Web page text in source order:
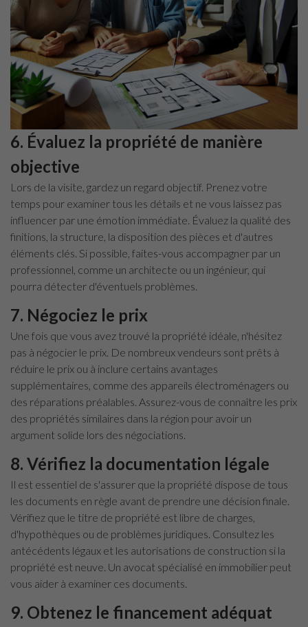
6. Évaluez la propriété de manière
objective
Lors de la visite, gardez un regard objectif. Prenez votre
temps pour examiner tous les détails et ne vous laissez pas
influencer par une émotion immédiate. Évaluez la qualité des
finitions, la structure, la disposition des pièces et d'autres
éléments clés. Si possible, faites-vous accompagner par un
professionnel, comme un architecte ou un ingénieur, qui
pourra détecter d'éventuels problèmes.
7. Négociez le prix
Une fois que vous avez trouvé la propriété idéale, n'hésitez
pas à négocier le prix. De nombreux vendeurs sont prêts à
réduire le prix ou à inclure certains avantages
supplémentaires, comme des appareils électroménagers ou
des réparations préalables. Assurez-vous de connaître les prix
des propriétés similaires dans la région pour avoir un
argument solide lors des négociations.
8. Vérifiez la documentation légale
Il est essentiel de s'assurer que la propriété dispose de tous
les documents en règle avant de prendre une décision finale.
Vérifiez que le titre de propriété est libre de charges,
d'hypothèques ou de problèmes juridiques. Consultez les
antécédents légaux et les autorisations de construction si la
propriété est neuve. Un avocat spécialisé en immobilier peut
vous aider à examiner ces documents.
9. Obtenez le financement adéquat